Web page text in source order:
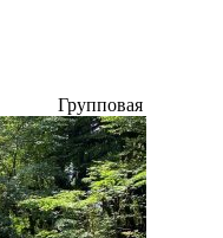
Групповая